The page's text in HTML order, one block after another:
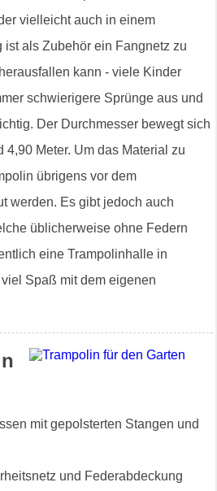
vielleicht auch in einem
als Zubehör ein Fangnetz zu
kann - viele Kinder
schwierigere Sprünge aus und
Der Durchmesser bewegt sich
4,90 Meter. Um das Material zu
übrigens vor dem
werden. Es gibt jedoch auch
üblicherweise ohne Federn
eine Trampolinhalle in
Spaß mit dem eigenen
mit gepolsterten Stangen und
und Federabdeckung